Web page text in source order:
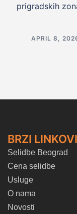
prigradskih
APRIL 8,
BRZI LINKOVI
Selidbe Beograd
Cena selidbe
Usluge
O nama
Novosti